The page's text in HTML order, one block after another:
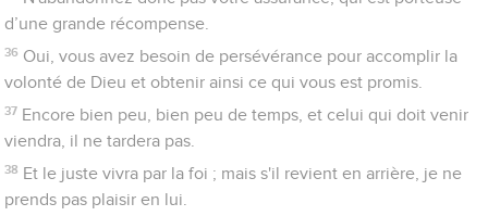
capable d'avoir une descendance. Malgré son âge avancé, elle
a donné naissance à un enfant parce qu'elle a cru à la fidélité
de celui qui avait fait la promesse.
12
C'est pourquoi d'un seul homme, pourtant déjà marqué par
la mort, est née une descendance aussi nombreuse que les
étoiles du ciel, pareille au sable qui est au bord de la mer et
qu'on ne peut compter.
13 C'est dans la foi qu'ils sont tous morts, sans avoir reçu les